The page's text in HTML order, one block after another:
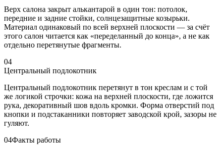
Верх салона закрыт алькантарой в один тон: потолок,
передние и задние стойки, солнцезащитные козырьки.
Материал одинаковый по всей верхней плоскости — за счёт
этого салон читается как «переделанный до конца», а не как
отдельно перетянутые фрагменты.
04
Центральный подлокотник
Центральный подлокотник перетянут в тон креслам и с той
же логикой строчки: кожа на верхней плоскости, где ложится
рука, декоративный шов вдоль кромки. Форма отверстий под
кнопки и подстаканники повторяет заводской крой, зазоры не
гуляют.
04Факты работы